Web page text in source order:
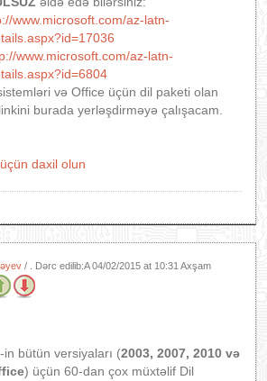
www.microsoft.com/az-latn-
www.microsoft.com/az-latn-
və Office üçün dil paketi olan
burada yerləşdirməyə çalışacam.
daxil olun
/ . Dərc edilib:A04/02/2015 at 10:31 Axşam
bütün versiyaları (2003, 2007, 2010 və
) üçün 60-dan çox müxtəlif Dil